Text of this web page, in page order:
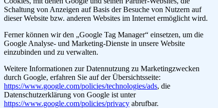
Schaltung von Anzeigen auf Basis der Besuche von Nutzern auf
dieser Website bzw. anderen Websites im Internet ermöglicht wird.
Ferner können wir den „Google Tag Manager“ einsetzen, um die
Google Analyse- und Marketing-Dienste in unsere Website
einzubinden und zu verwalten.
Weitere Informationen zur Datennutzung zu Marketingzwecken
durch Google, erfahren Sie auf der Übersichtsseite:
https://www.google.com/policies/technologies/ads, die
Datenschutzerklärung von Google ist unter
https://www.google.com/policies/privacy abrufbar.